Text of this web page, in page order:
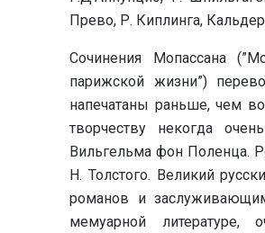
Прево, Р. Киплинга,
Сочинения Мопассана
парижской жизни”)
напечатаны раньше, чем
творчеству некогда
Вильгельма фон Поленца.
Н. Толстого. Великий
романов и
мемуарной литературе,